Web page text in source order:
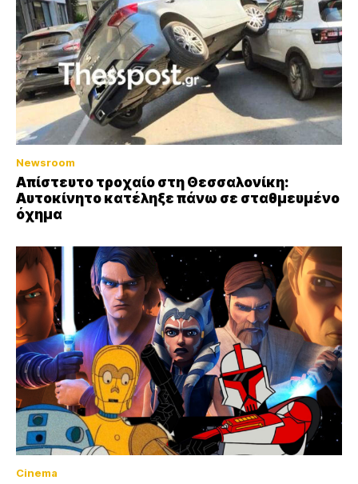
Newsroom
Απίστευτο τροχαίο στη Θεσσαλονίκη:
Αυτοκίνητο κατέληξε πάνω σε σταθμευμένο
όχημα
Cinema